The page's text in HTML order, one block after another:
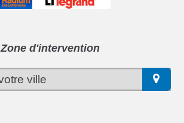
Zone d'intervention